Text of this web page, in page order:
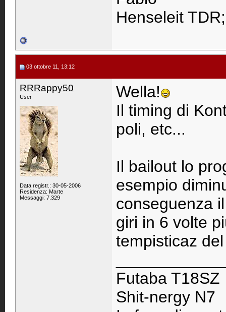
Henseleit
03 ottobre 11, 13:12
RRRappy50
User
Data registr.: 30-05-2006
Residenza: Marte
Messaggi: 7.329
Wella!
Il timing di
poli, etc...
Il bailout lo
esempio
conseguenza
giri in 6 volte
tempisticaz
Futaba T18SZ
Shit-nergy N7